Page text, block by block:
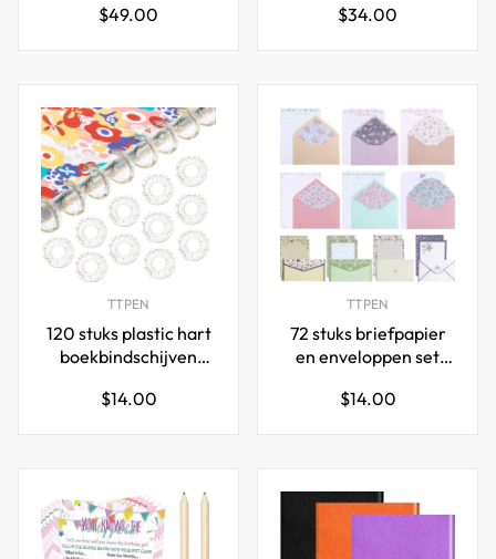
Roze Groen
Normale
$49.00
en -ruggen (8,5 x 11
Normale
$34.00
TTPEN
120 stuks plastic hart
boekbindschijven
voor doe-het-zelf
Normale
$14.00
TTPEN
72 stuks briefpapier
en enveloppen set
schrijven
Normale
$14.00